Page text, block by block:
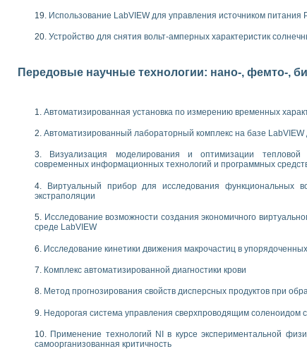
практикума по электронике кафедры информационных систем
по электротехнике в среде MULTISIM
программе «Прикладная физика и физическая информатика»
ИИС на базе оборудования NI CompactDAQ
Использование LabVIEW для управления источником
Устройство для снятия вольт-амперных характеристик
Передовые научные технологии: нано-, фемто-,
Автоматизированная установка по измерению временных
Автоматизированный лабораторный комплекс на базе LabVIEW
Визуализация моделирования и оптимизации
современных информационных технологий и программных
Виртуальный прибор для исследования функциональных
экстраполяции
Исследование возможности создания экономичного
среде LabVIEW
Исследование кинетики движения макрочастиц в
Комплекс автоматизированной диагностики крови
Метод прогнозирования свойств дисперсных продуктов при
Недорогая система управления сверхпроводящим соленоидом
Применение технологий NI в курсе экспериментальной
самоорганизованная критичность